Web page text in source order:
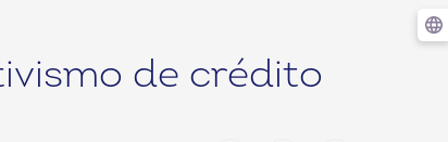
de crédito